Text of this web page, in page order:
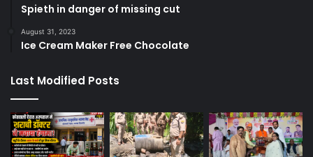
Spieth in danger of missing cut
August 31, 2023
Ice Cream Maker Free Chocolate
Last Modified Posts